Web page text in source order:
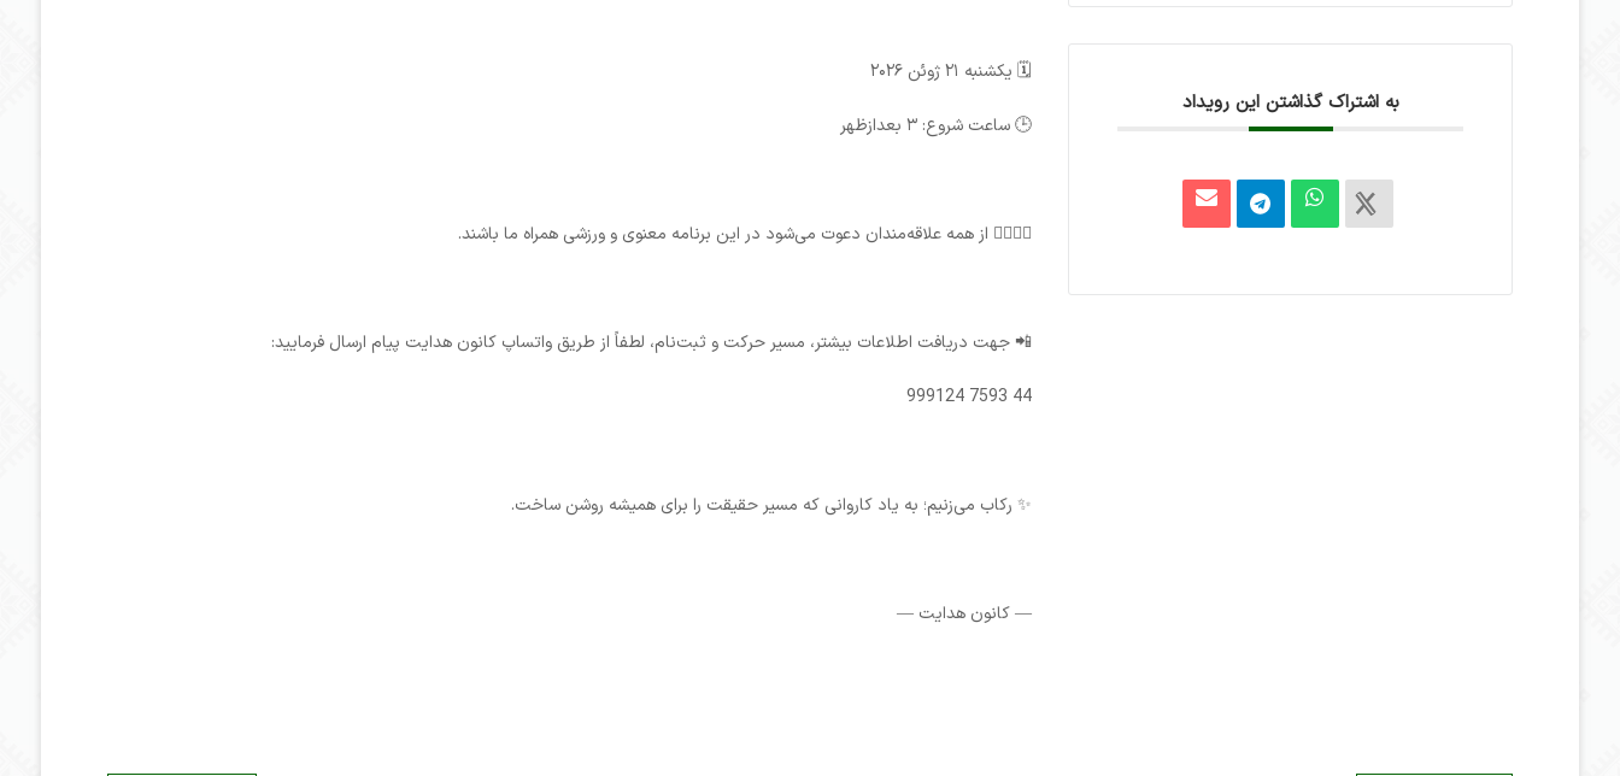
🗓️ یکشنبه ۲۱ ژوئن ۲۰۲۶
🕒 ساعت شروع: ۳ بعدازظهر
🚴‍♂️🚴‍♀️ از همه علاقه‌مندان دعوت می‌شود در این برنامه معنوی و ورزشی همراه ما باشند.
📲 جهت دریافت اطلاعات بیشتر، مسیر حرکت و ثبت‌نام، لطفاً از طریق واتساپ کانون هدایت پیام ارسال فرمایید:
44 7593 999124
✨ رکاب می‌زنیم؛ به یاد کاروانی که مسیر حقیقت را برای همیشه روشن ساخت.
— کانون هدایت —
به اشتراک گذاشتن این رویداد